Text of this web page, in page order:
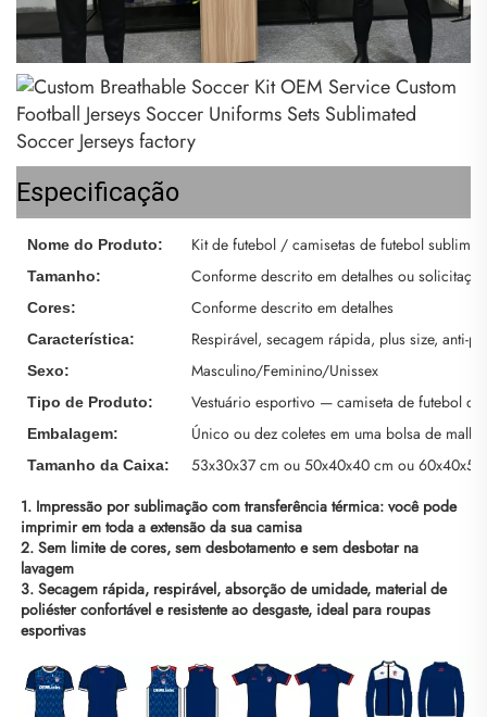
Especificação
Nome do Produto: Kit de futebol / camisetas de futebol
Tamanho: Conforme descrito em detalhes ou
Cores: Conforme descrito em detalhes
Característica: Respirável, secagem rápida, plus size, anti-
Sexo: Masculino/Feminino/Unissex
Tipo de Produto: Vestuário esportivo — camiseta de futebol
Embalagem: Único ou dez coletes em uma bolsa de malha
Tamanho da Caixa:
53x30x37 cm ou 50x40x40 cm ou
1. Impressão por sublimação com transferência térmica: você pode
imprimir em toda a extensão da sua camisa
2. Sem limite de cores, sem desbotamento e sem desbotar na
lavagem
3. Secagem rápida, respirável, absorção de umidade, material de
poliéster confortável e resistente ao desgaste, ideal para roupas
esportivas